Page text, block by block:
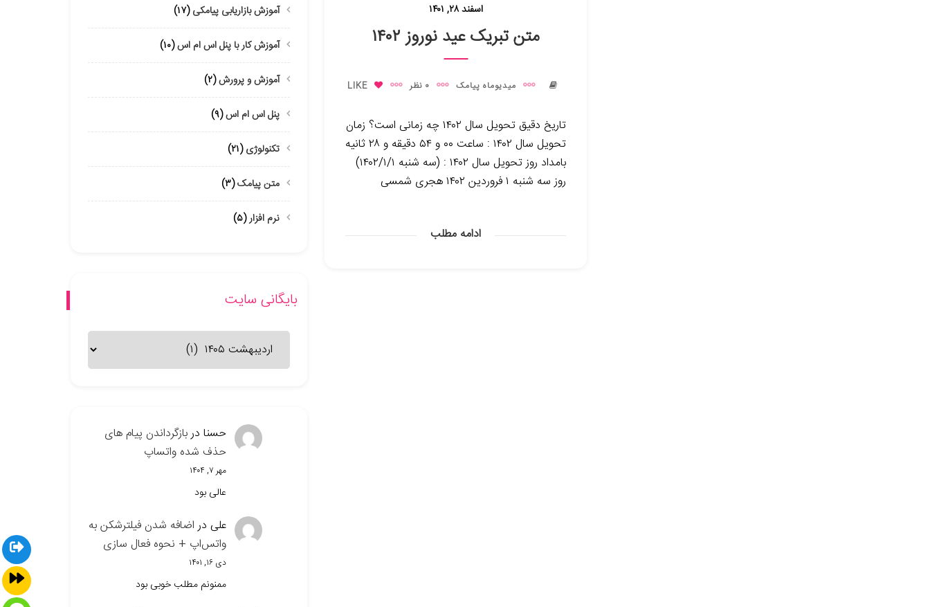
اسفند ۲۸, ۱۴۰۱
متن تبریک عید نوروز ۱۴۰۲
میدیوماه پیامک 0 نظر LIKE
تاریخ دقیق تحویل سال ۱۴۰۲ چه زمانی است؟ زمان
تحویل سال ۱۴۰۲ : ساعت ۰۰ و ۵۴ دقیقه و ۲۸ ثانیه
بامداد روز تحویل سال ۱۴۰۲ : (سه شنبه ۱۴۰۲/۱/۱)
روز سه شنبه ۱ فروردین ۱۴۰۲ هجری شمسی
ادامه مطلب
آموزش بازاریابی پیامکی(۱۷)
آموزش کار با پنل اس ام اس(۱۰)
آموزش و پرورش(۲)
پنل اس ام اس(۹)
تکنولوژی(۲۱)
متن پیامک(۳)
نرم افزار(۵)
بایگانی سایت
سایت
حسنا دربازگرداندن پیام های
حذف شده واتساپ
مهر ۷, ۱۴۰۴
عالی بود
علی دراضافه شدن فیلترشکن به
واتس‌اپ + نحوه فعال سازی
دی ۱۶, ۱۴۰۱
ممنونم مطلب خوبی بود